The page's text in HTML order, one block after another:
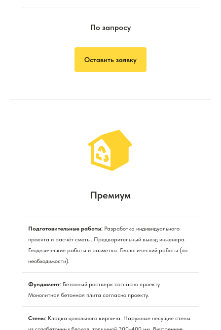
По запросу
Оставить заявку
Премиум
Подготовительные работы: Разработка индивидуального
проекта и расчёт сметы. Предварительный выезд инженера.
Геодезические работы и разметка. Геологический работы (по
необходимости).
Фундамент: Бетонный ростверк согласно проекту.
Монолитная бетонная плита согласно проекту.
Стены: Кладка цокольного кирпича. Наружные несущие стены